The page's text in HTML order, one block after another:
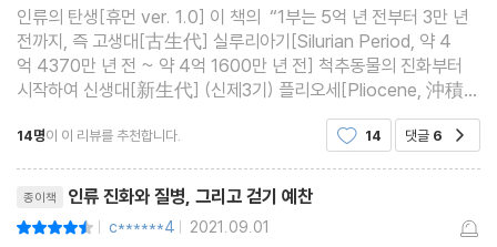
인류의 탄생[휴먼 ver. 1.0] 이 책의 “1부는 5억 년 전부터 3만 년
전까지, 즉 고생대[古生代] 실루리아기[Silurian Period, 약 4
억 4370만 년 전 ~ 약 4억 1600만 년 전] 척추동물의 진화부터
시작하여 신생대[新生代] (신제3기) 플리오세[Pliocene, 沖積
世 혹은 鮮新世, 약 533만 년 전 ~ 약 258만 년 전]와 (제4기) 플
라이스토세[Plsistocene, 洪積世 혹은 更新世, 약 258만 년
14명이 이 리뷰를 추천합니다. 14 댓글 6
종이책 인류 진화와 질병, 그리고 걷기 예찬
| c******4 | 2021.09.01